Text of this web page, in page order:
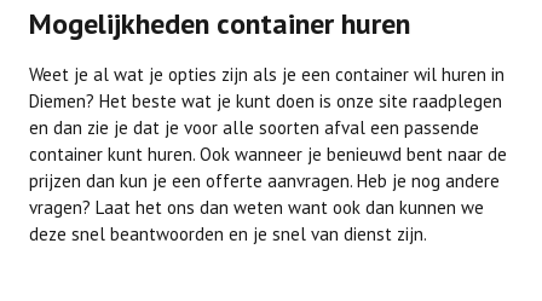
Mogelijkheden container huren
Weet je al wat je opties zijn als je een container wil huren in
Diemen? Het beste wat je kunt doen is onze site raadplegen
en dan zie je dat je voor alle soorten afval een passende
container kunt huren. Ook wanneer je benieuwd bent naar de
prijzen dan kun je een offerte aanvragen. Heb je nog andere
vragen? Laat het ons dan weten want ook dan kunnen we
deze snel beantwoorden en je snel van dienst zijn.